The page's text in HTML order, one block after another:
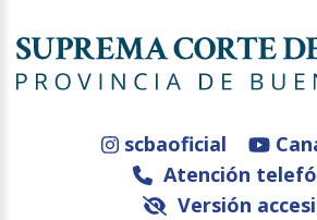
scbaoficial
Atención
Versión